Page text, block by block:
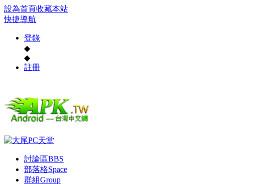
設為首頁收藏本站
快捷導航
登錄
◆
◆
註冊
討論區BBS
部落格Space
群組Group